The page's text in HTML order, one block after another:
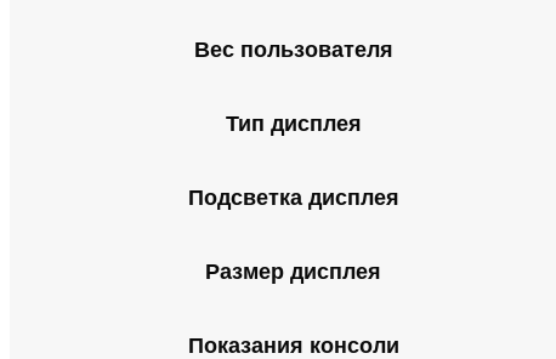
Вес пользователя
Тип дисплея
Подсветка дисплея
Размер дисплея
Показания консоли